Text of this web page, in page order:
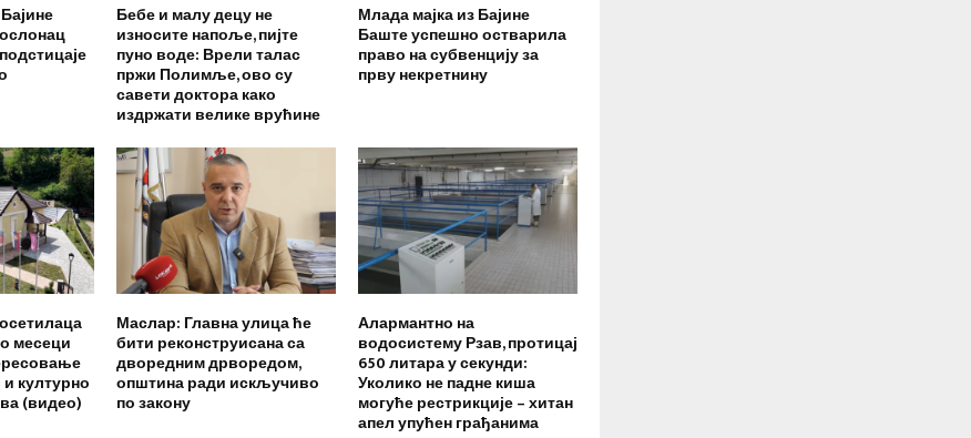
Бебе и малу децу не
износите напоље, пијте
пуно воде: Врели талас
пржи Полимље, ово су
савети доктора како
издржати велике врућине
Млада мајка из Бајине
Баште успешно остварила
право на субвенцију за
прву некретнину
месеци
културно
(видео)
Маслар: Главна улица ће
бити реконструисана са
дворедним дрворедом,
општина ради искључиво
по закону
Алармантно на
водосистему Рзав, протицај
650 литара у секунди:
Уколико не падне киша
могуће рестрикције – хитан
апел упућен грађанима